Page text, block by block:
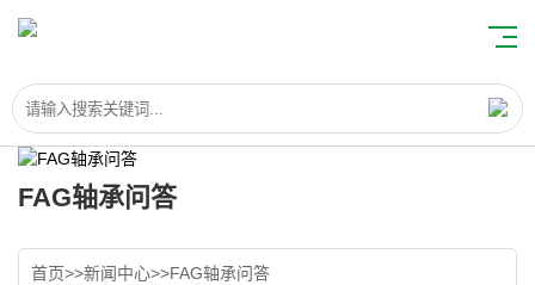
FAG轴承问答
首页>>新闻中心>>FAG轴承问答